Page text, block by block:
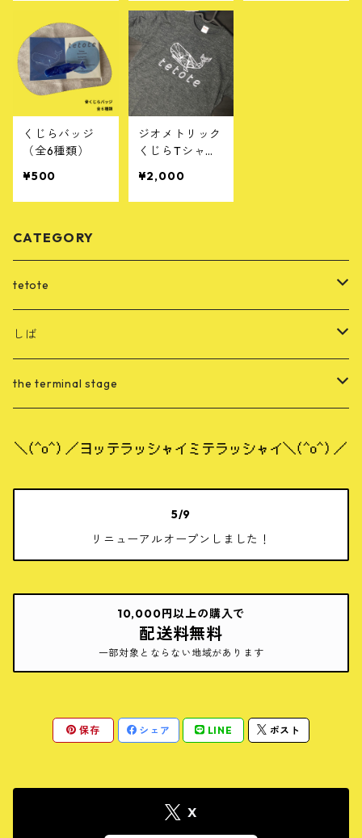
くじらバッジ
（全6種類）
¥500
ジオメトリック
くじらTシャツ
ク）
¥2,000
CATEGORY
tetote
CD
merch
しば
音源
the terminal stage
5/9
リニューアルオープンしました！
10,000円以上の購入で
配送料無料
一部対象とならない地域があります
保存 シェア LINE ポスト
X